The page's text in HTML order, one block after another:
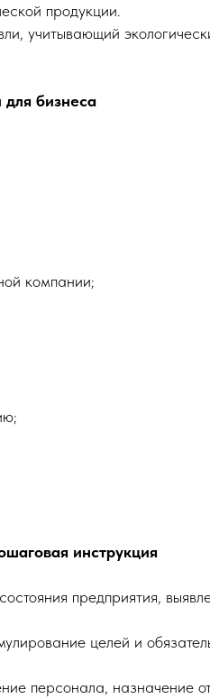
продукции.
учитывающий
бизнеса
компании;
инструкция
предприятия,
целей и
персонала, назначение